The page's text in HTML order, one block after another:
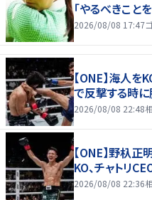
「やるべきこと
2026/08/08 17:47
【ONE】海人を
で反撃する時に
2026/08/08 22:48
【ONE】野杁正
KO、チャトリ
2026/08/08 22:36